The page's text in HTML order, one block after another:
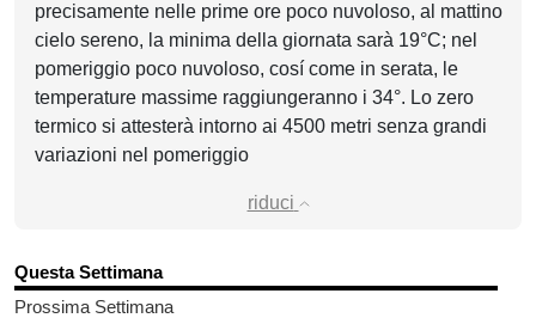
precisamente nelle prime ore poco nuvoloso, al mattino
cielo sereno, la minima della giornata sarà 19°C; nel
pomeriggio poco nuvoloso, cosí come in serata, le
temperature massime raggiungeranno i 34°. Lo zero
termico si attesterà intorno ai 4500 metri senza grandi
variazioni nel pomeriggio
riduci
Questa Settimana
Prossima Settimana